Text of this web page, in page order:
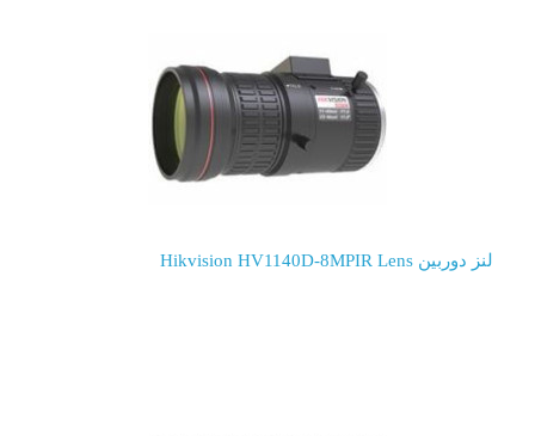
لنز دوربین Hikvision HV1140D-8MPIR Lens